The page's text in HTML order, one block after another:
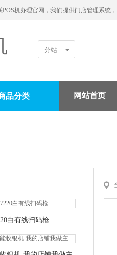
机办理官网，我们提供门店管理系统
分站
品分类 网站首页
白有线扫码枪